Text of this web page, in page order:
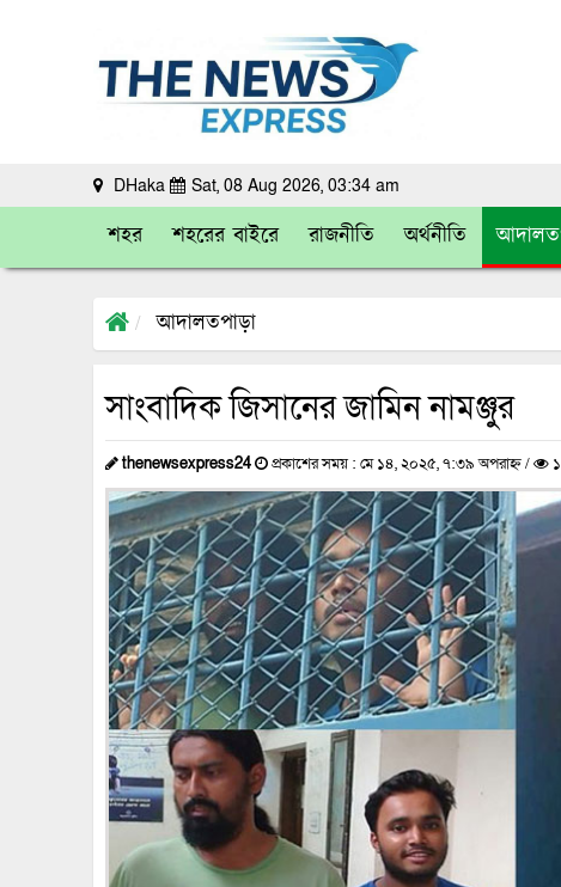
DHaka Sat, 08 Aug 2026, 03:34 am
শহর শহরের বাইরে রাজনীতি অর্থনীতি
আদালতপাড়া
সাংবাদিক জিসানের জামিন নামঞ্জুর
thenewsexpress24 প্রকাশের সময় : মে ১৪, ২০২৫, ৭:৩৯ অপরাহ্ন /